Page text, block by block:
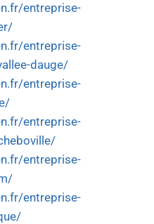
entreprise-
entreprise-
dauge/
entreprise-
entreprise-
entreprise-
entreprise-